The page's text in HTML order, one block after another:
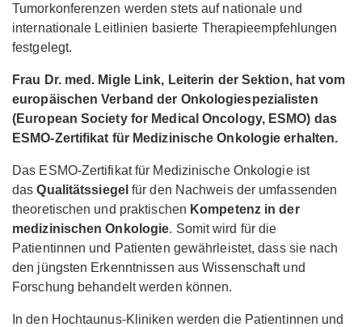
Tumorkonferenzen werden stets auf nationale und
internationale Leitlinien basierte Therapieempfehlungen
festgelegt.
Frau Dr. med. Migle Link, Leiterin der Sektion, hat vom
europäischen Verband der Onkologiespezialisten
(European Society for Medical Oncology, ESMO) das
ESMO-Zertifikat für Medizinische Onkologie erhalten.
Das ESMO-Zertifikat für Medizinische Onkologie ist
dasQualitätssiegelfür den Nachweis der umfassenden
theoretischen und praktischen Kompetenz in der
medizinischen Onkologie. Somit wird für die
Patientinnen und Patienten gewährleistet, dass sie nach
den jüngsten Erkenntnissen aus Wissenschaft und
Forschung behandelt werden können.
In den Hochtaunus-Kliniken werden die Patientinnen und